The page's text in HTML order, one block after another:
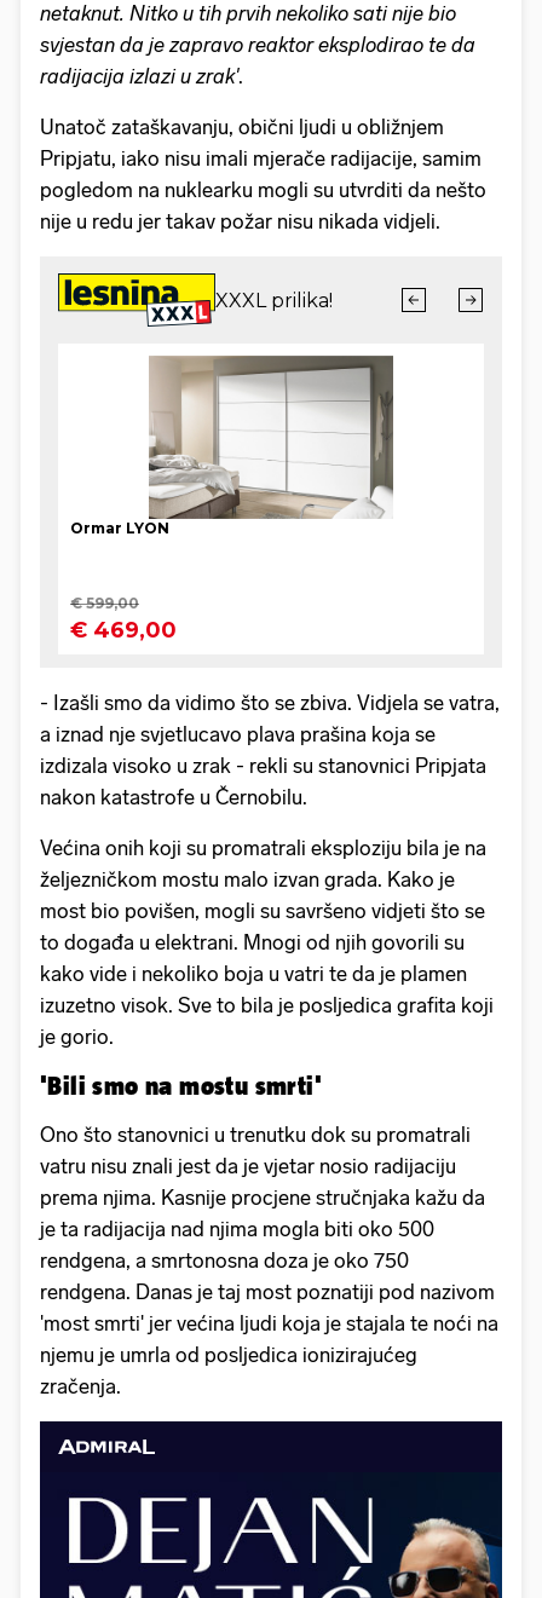
netaknut. Nitko u tih prvih nekoliko sati nije bio
svjestan da je zapravo reaktor eksplodirao te da
radijacija izlazi u zrak'.
Unatoč zataškavanju, obični ljudi u obližnjem
Pripjatu, iako nisu imali mjerače radijacije, samim
pogledom na nuklearku mogli su utvrditi da nešto
nije u redu jer takav požar nisu nikada vidjeli.
- Izašli smo da vidimo što se zbiva. Vidjela se vatra,
a iznad nje svjetlucavo plava prašina koja se
izdizala visoko u zrak - rekli su stanovnici Pripjata
nakon katastrofe u Černobilu.
Većina onih koji su promatrali eksploziju bila je na
željezničkom mostu malo izvan grada. Kako je
most bio povišen, mogli su savršeno vidjeti što se
to događa u elektrani. Mnogi od njih govorili su
kako vide i nekoliko boja u vatri te da je plamen
izuzetno visok. Sve to bila je posljedica grafita koji
je gorio.
'Bili smo na mostu smrti'
Ono što stanovnici u trenutku dok su promatrali
vatru nisu znali jest da je vjetar nosio radijaciju
prema njima. Kasnije procjene stručnjaka kažu da
je ta radijacija nad njima mogla biti oko 500
rendgena, a smrtonosna doza je oko 750
rendgena. Danas je taj most poznatiji pod nazivom
'most smrti' jer većina ljudi koja je stajala te noći na
njemu je umrla od posljedica ionizirajućeg
zračenja.